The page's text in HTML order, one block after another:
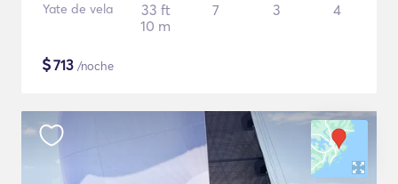
Yate de vela
33 ft
10 m
7 3 4
$713 /noche